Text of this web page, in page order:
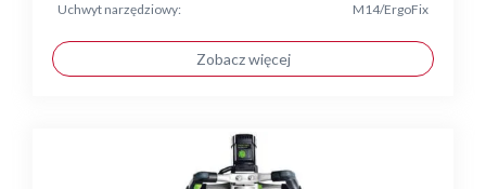
Uchwyt narzędziowy:
M14/ErgoFix
Zobacz więcej